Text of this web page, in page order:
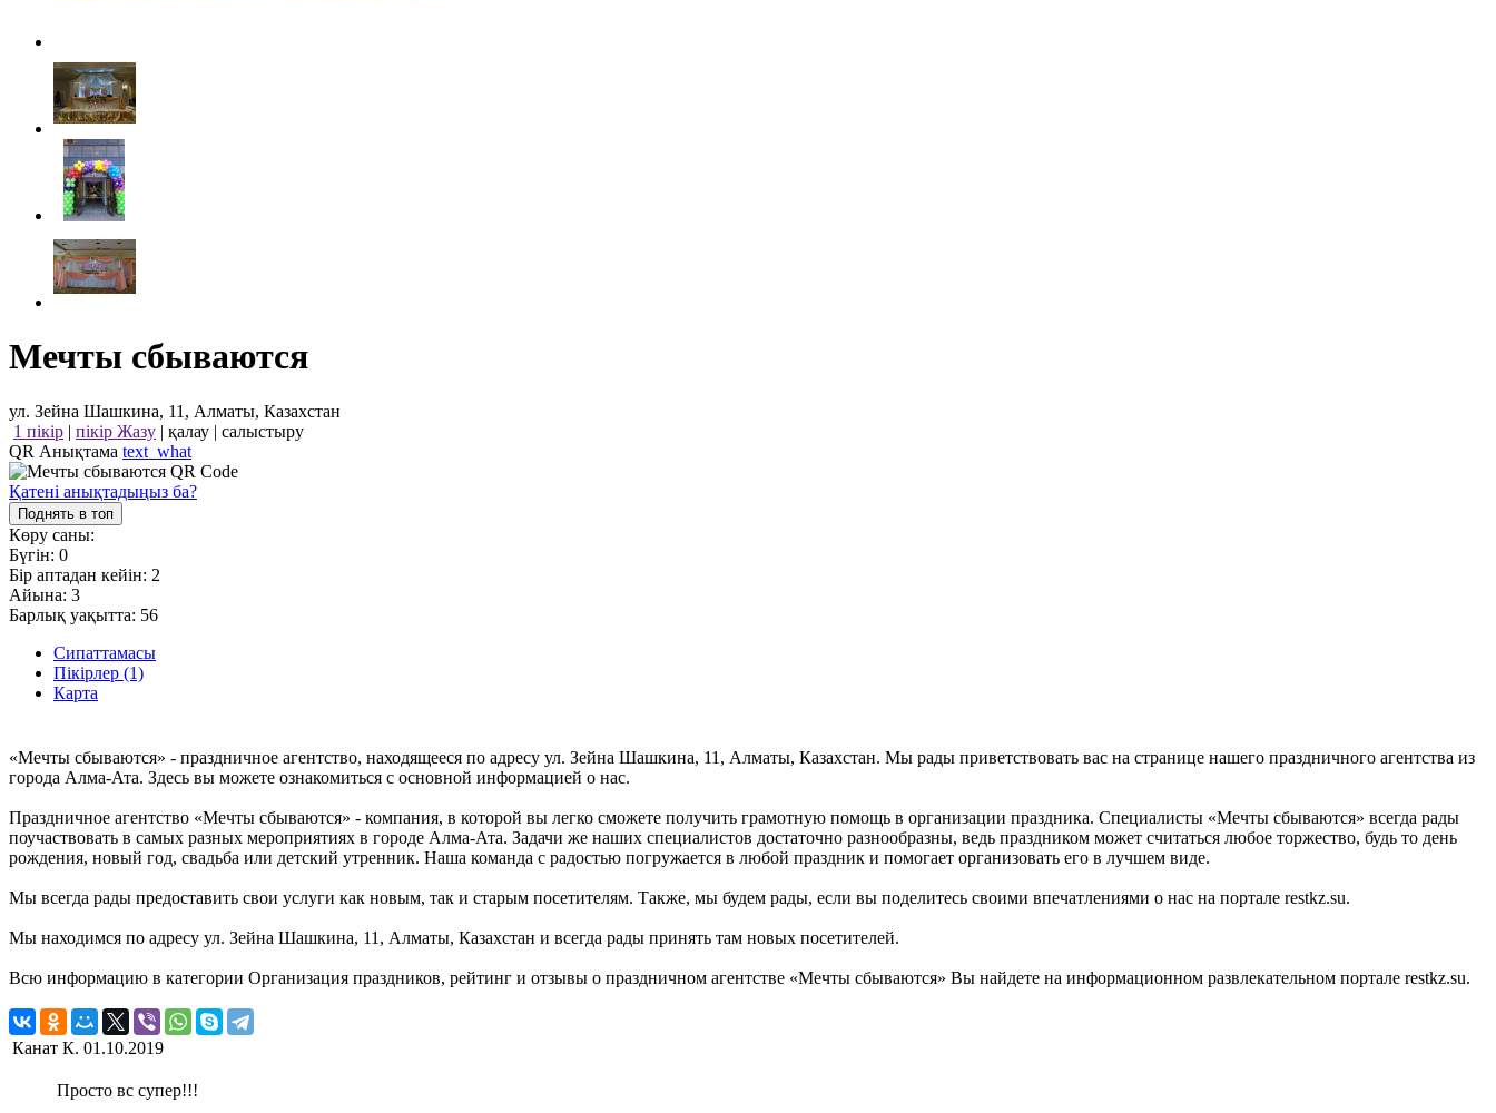
Мечты сбываются
ул. Зейна Шашкина, 11, Алматы, Казахстан
1 пікір | пікір Жазу | қалау | салыстыру
QR Анықтама text_what
Қатені анықтадыңыз ба?
Поднять в топ
Көру саны:
Бүгін: 0
Бір аптадан кейін: 2
Айына: 3
Барлық уақытта: 56
Сипаттамасы
Пікірлер (1)
Карта
«Мечты сбываются» - праздничное агентство, находящееся по адресу ул. Зейна Шашкина, 11, Алматы, Казахстан. Мы рады приветствовать вас на странице нашего праздничного агентства из
города Алма-Ата. Здесь вы можете ознакомиться с основной информацией о нас.
Праздничное агентство «Мечты сбываются» - компания, в которой вы легко сможете получить грамотную помощь в организации праздника. Специалисты «Мечты сбываются» всегда рады
поучаствовать в самых разных мероприятиях в городе Алма-Ата. Задачи же наших специалистов достаточно разнообразны, ведь праздником может считаться любое торжество, будь то день
рождения, новый год, свадьба или детский утренник. Наша команда с радостью погружается в любой праздник и помогает организовать его в лучшем виде.
Мы всегда рады предоставить свои услуги как новым, так и старым посетителям. Также, мы будем рады, если вы поделитесь своими впечатлениями о нас на портале restkz.su.
Мы находимся по адресу ул. Зейна Шашкина, 11, Алматы, Казахстан и всегда рады принять там новых посетителей.
Всю информацию в категории Организация праздников, рейтинг и отзывы о праздничном агентстве «Мечты сбываются» Вы найдете на информационном развлекательном портале restkz.su.
Канат К. 01.10.2019
Просто вс супер!!!